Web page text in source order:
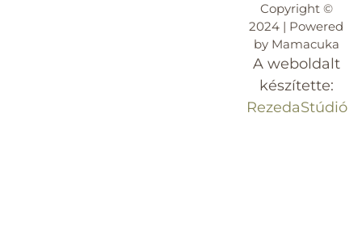
Copyright ©
2024 | Powered
by Mamacuka
A weboldalt
készítette:
RezedaStúdió